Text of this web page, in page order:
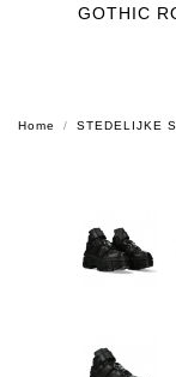
GOTHIC
Home STEDELIJKE